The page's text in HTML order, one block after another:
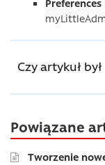
Preferences
Czy artykuł
Powiązane
Tworzenie